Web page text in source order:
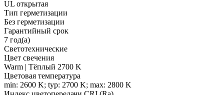
UL открытая
Тип герметизации
Без герметизации
Гарантийный срок
7 год(а)
Светотехнические
Цвет свечения
Warm | Тёплый 2700 K
Цветовая температура
min: 2600 K; typ: 2700 K; max: 2800 K